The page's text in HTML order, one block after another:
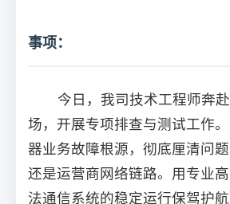
事项：
今日，我司技术工程师奔
场，开展专项排查与测试工作
器业务故障根源，彻底厘清问
还是运营商网络链路。用专业
法通信系统的稳定运行保驾护航